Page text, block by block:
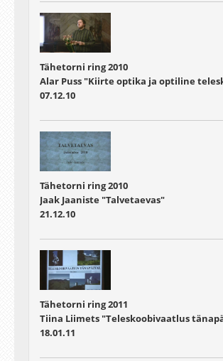
Tähetorni ring 2010
Alar Puss "Kiirte optika ja optiline
07.12.10
Tähetorni ring 2010
Jaak Jaaniste "Talvetaevas"
21.12.10
Tähetorni ring 2011
Tiina Liimets "Teleskoobivaatlus
18.01.11